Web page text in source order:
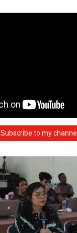
Subscribe to my channel